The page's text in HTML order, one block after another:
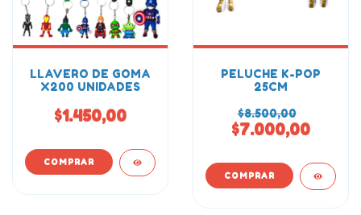
LLAVERO DE GOMA
X200 UNIDADES
$1.450,00
PELUCHE K-POP
25CM
$8.500,00
$7.000,00